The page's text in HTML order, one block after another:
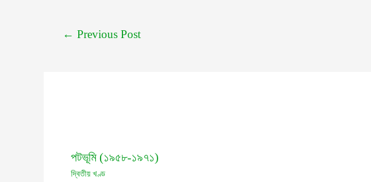
← Previous Post
পটভূমি (১৯৫৮-১৯৭১)
দ্বিতীয় খণ্ড